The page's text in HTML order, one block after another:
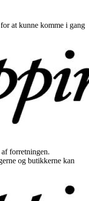
at kunne komme i gang
forretningen.
og butikkerne kan